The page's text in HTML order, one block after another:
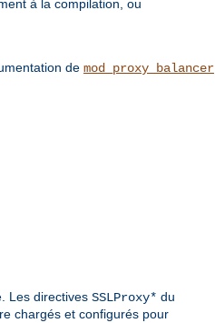
à la compilation, ou
de mod_proxy_balancer
Les directives SSLProxy* du
chargés et configurés pour